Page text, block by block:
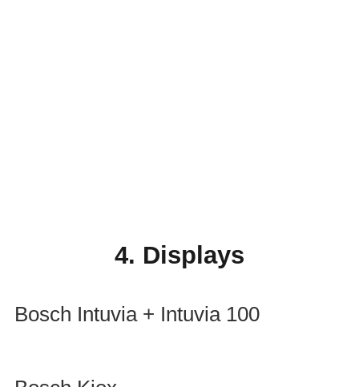
SYSTEM
4. Displays
Bosch Intuvia + Intuvia 100